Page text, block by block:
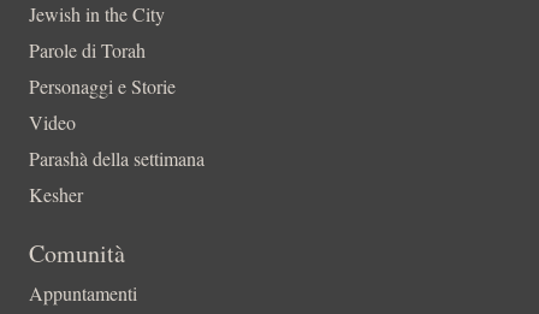
Jewish in the City
Parole di Torah
Personaggi e Storie
Video
Parashà della settimana
Kesher
Comunità
Appuntamenti